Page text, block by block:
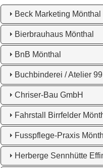
Beck Marketing Mönthal
Bierbrauhaus Mönthal
BnB Mönthal
Buchbinderei / Atelier 99
Chriser-Bau GmbH
Fahrstall Birrfelder
Fusspflege-Praxis
Herberge Sennhütte